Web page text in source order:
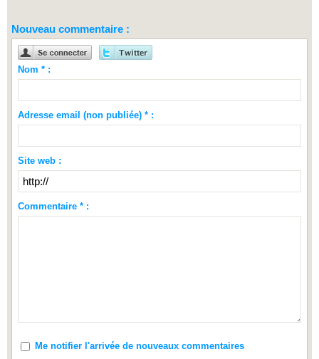
Nouveau commentaire :
Nom * :
Adresse email (non publiée) * :
Site web :
Commentaire * :
Me notifier l'arrivée de nouveaux commentaires